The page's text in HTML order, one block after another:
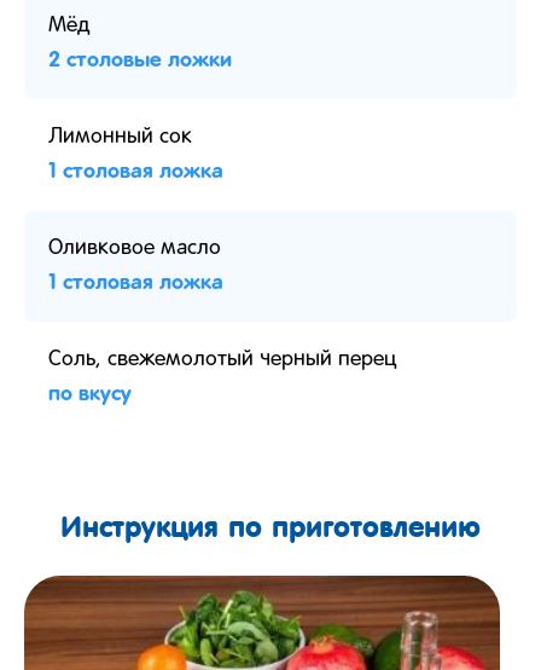
Мёд
2 столовые ложки
Лимонный сок
1 столовая ложка
Оливковое масло
1 столовая ложка
Соль, свежемолотый черный перец
по вкусу
Инструкция по приготовлению